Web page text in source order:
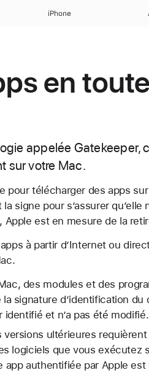
iPhone
en
appelée Gatekeeper,
sur votre Mac.
pour télécharger des apps
signe pour s’assurer
est en mesure de la
à partir d’Internet ou
des modules et des
signature d’identification
identifié et n’a pas été modifié.
versions ultérieures
logiciels que vous exécutez
authentifiée par Apple est